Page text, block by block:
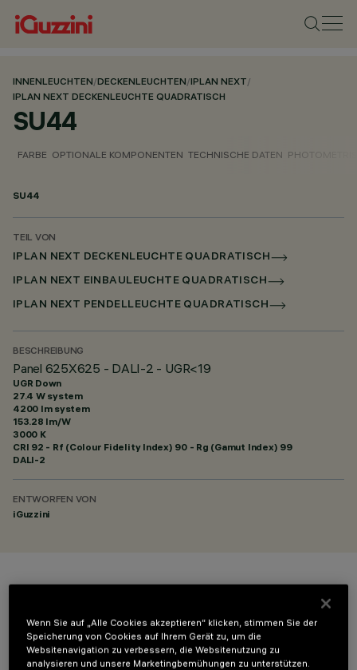
INNENLEUCHTEN/DECKENLEUCHTEN/IPLAN NEXT/
IPLAN NEXT DECKENLEUCHTE QUADRATISCH
SU44
FARBE OPTIONALE KOMPONENTEN TECHNISCHE DATEN
SU44
TEIL VON
IPLAN NEXT DECKENLEUCHTE QUADRATISCH
IPLAN NEXT EINBAULEUCHTE QUADRATISCH
IPLAN NEXT PENDELLEUCHTE QUADRATISCH
BESCHREIBUNG
Panel 625X625 - DALI-2 - UGR<19
UGR Down
27.4 W system
4200 lm system
153.28 lm/W
3000 K
CRI 92 - Rf (Colour Fidelity Index) 90 - Rg (Gamut Index) 99
DALI-2
ENTWORFEN VON
iGuzzini
Wenn Sie auf „Alle Cookies akzeptieren“ klicken, stimmen Sie der
Speicherung von Cookies auf Ihrem Gerät zu, um die
Websitenavigation zu verbessern, die Websitenutzung zu
analysieren und unsere Marketingbemühungen zu unterstützen.